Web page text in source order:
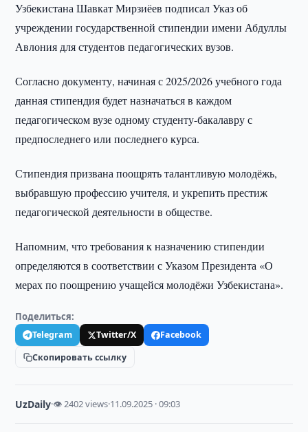
Узбекистана Шавкат Мирзиёев подписал Указ об
учреждении государственной стипендии имени Абдуллы
Авлония для студентов педагогических вузов.
Согласно документу, начиная с 2025/2026 учебного года
данная стипендия будет назначаться в каждом
педагогическом вузе одному студенту-бакалавру с
предпоследнего или последнего курса.
Стипендия призвана поощрять талантливую молодёжь,
выбравшую профессию учителя, и укрепить престиж
педагогической деятельности в обществе.
Напомним, что требования к назначению стипендии
определяются в соответствии с Указом Президента «О
мерах по поощрению учащейся молодёжи Узбекистана».
Поделиться:
Telegram Twitter/X
Facebook
Скопировать ссылку
UzDaily·👁 2402 views·11.09.2025 · 09:03